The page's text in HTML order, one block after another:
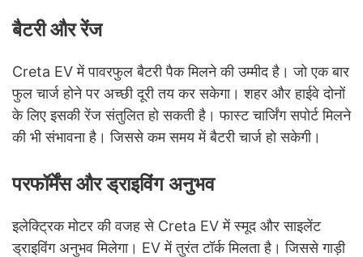
बैटरी और रेंज
Creta EV में पावरफुल बैटरी पैक मिलने की उम्मीद है। जो एक बार
फुल चार्ज होने पर अच्छी दूरी तय कर सकेगा। शहर और हाईवे दोनों
के लिए इसकी रेंज संतुलित हो सकती है। फास्ट चार्जिंग सपोर्ट मिलने
की भी संभावना है। जिससे कम समय में बैटरी चार्ज हो सकेगी।
परफॉर्मेंस और ड्राइविंग अनुभव
इलेक्ट्रिक मोटर की वजह से Creta EV में स्मूद और साइलेंट
ड्राइविंग अनुभव मिलेगा। EV में तुरंत टॉर्क मिलता है। जिससे गाड़ी